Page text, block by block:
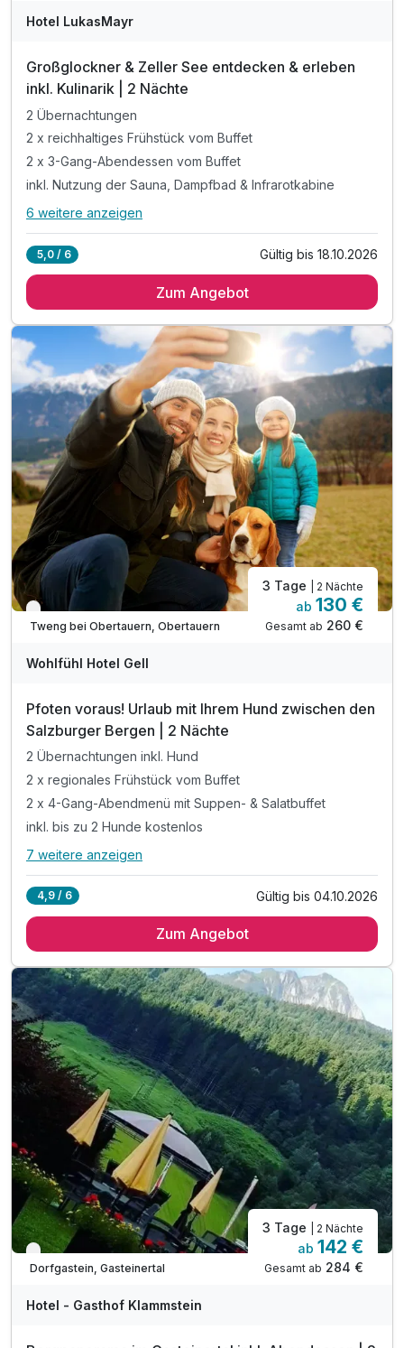
Hotel LukasMayr
Großglockner & Zeller See entdecken & erleben
inkl. Kulinarik | 2 Nächte
2 Übernachtungen
2 x reichhaltiges Frühstück vom Buffet
2 x 3-Gang-Abendessen vom Buffet
inkl. Nutzung der Sauna, Dampfbad & Infrarotkabine
Alle Inklusivleistungen
2 x reichhaltiges Frühstück vom Buffet
inkl. Nutzung der Sauna, Dampfbad & Infrarotkabine
inkl. Kneipp- & Tauchbecken & Ruheraum
inkl. Holiday Bonus Card*
inkl. Ticket für alle öffentl. Verkehrmitteln
Tipp: Wanderwege der Schmittenhöhe erkunden
Tipp: Panorama-Schiffsrundfahrt am Zeller See
Tipp: Sommerschnee am Gletscher - Kitzsteinhorn
6 weitere anzeigen
5,0 / 6 Gültig bis 18.10.2026
Zum Angebot
Nur noch bis Oktober
Tweng bei Obertauern, Obertauern
3 Tage | 2 Nächte
ab 130 €
Gesamt ab 260 €
Wohlfühl Hotel Gell
Pfoten voraus! Urlaub mit Ihrem Hund zwischen den
Salzburger Bergen | 2 Nächte
2 Übernachtungen inkl. Hund
2 x regionales Frühstück vom Buffet
2 x 4-Gang-Abendmenü mit Suppen- & Salatbuffet
inkl. bis zu 2 Hunde kostenlos
Alle Inklusivleistungen
2 x regionales Frühstück vom Buffet
inkl. bis zu 2 Hunde kostenlos
inkl. Hunde im Restaurant erlaubt
inkl. Näpfe, Decken & Trockentücher
inkl. Nutzung des Wellnessbereichs mit Sauna
inkl. Nutzung Dampfbad & Wasserbetten
inkl. Aktivprogramm vom TVB Obertauern
inkl. LungauCard* mit vielen Vorteilen im SOMMER
Tipp: Burg Mauterndorf - 5,25 km vom Hotel entfern
7 weitere anzeigen
4,9 / 6 Gültig bis 04.10.2026
Zum Angebot
Nur noch bis Oktober
Dorfgastein, Gasteinertal
3 Tage | 2 Nächte
ab 142 €
Gesamt ab 284 €
Hotel - Gasthof Klammstein